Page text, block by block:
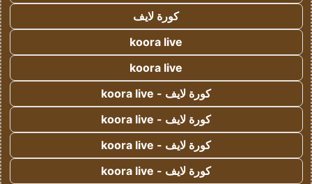
كورة لايف
koora live
koora live
كورة لايف - koora live
كورة لايف - koora live
كورة لايف - koora live
كورة لايف - koora live